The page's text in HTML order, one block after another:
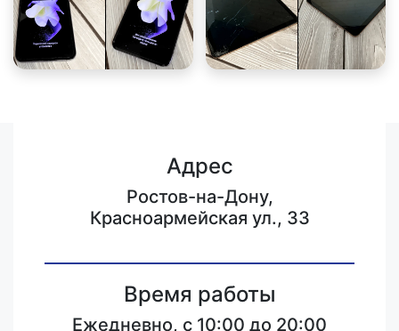
Адрес
Ростов-на-Дону,
Красноармейская ул., 33
Время работы
Ежедневно, с 10:00 до 20:00